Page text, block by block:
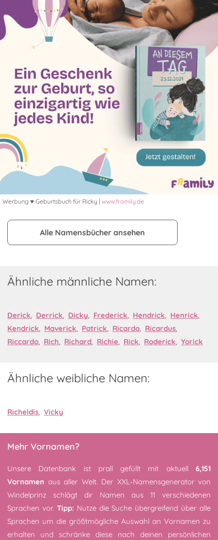
Werbung ♥ Geburtsbuch für Ricky | www.framily.de
Alle Namensbücher ansehen
Ähnliche männliche Namen:
Derick, Derrick, Dicky, Frederick, Hendrick, Henrick,
Kendrick, Maverick, Patrick, Ricardo, Ricardus,
Riccardo, Rich, Richard, Richie, Rick, Roderick, Yorick
Ähnliche weibliche Namen:
Richeldis, Vicky
Mehr Vornamen?
Unsere Datenbank ist prall gefüllt mit aktuell 6,151
Vornamen aus aller Welt. Der XXL-Namensgenerator von
Windelprinz schlägt dir Namen aus 11 verschiedenen
Sprachen vor. Tipp: Nutze die Suche übergreifend über alle
Sprachen um die größtmögliche Auswahl an Vornamen zu
erhalten und schränke diese nach deinen persönlichen